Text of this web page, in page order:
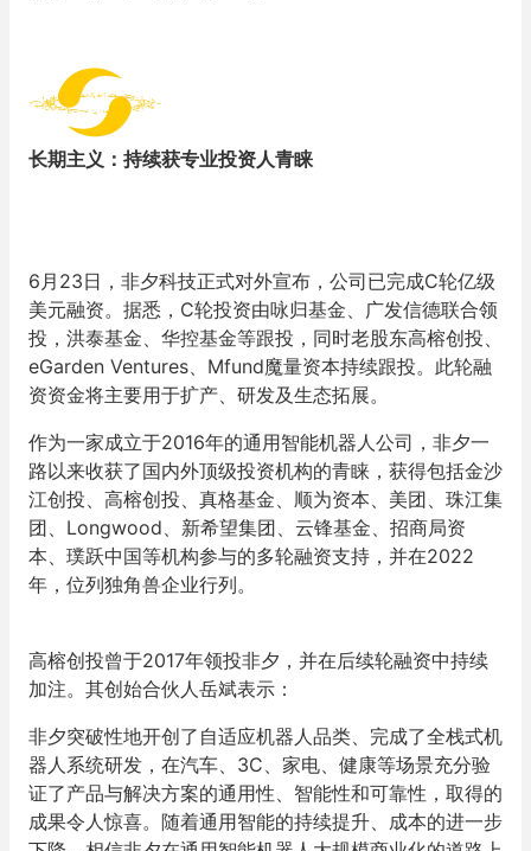
长期主义：持续获专业投资人青睐
6月23日，非夕科技正式对外宣布，公司已完成C轮亿级
美元融资。据悉，C轮投资由咏归基金、广发信德联合领
投，洪泰基金、华控基金等跟投，同时老股东高榕创投、
eGarden Ventures、Mfund魔量资本持续跟投。此轮融
资资金将主要用于扩产、研发及生态拓展。
作为一家成立于2016年的通用智能机器人公司，非夕一
路以来收获了国内外顶级投资机构的青睐，获得包括金沙
江创投、高榕创投、真格基金、顺为资本、美团、珠江集
团、Longwood、新希望集团、云锋基金、招商局资
本、璞跃中国等机构参与的多轮融资支持，并在2022
年，位列独角兽企业行列。
高榕创投曾于2017年领投非夕，并在后续轮融资中持续
加注。其创始合伙人岳斌表示：
非夕突破性地开创了自适应机器人品类、完成了全栈式机
器人系统研发，在汽车、3C、家电、健康等场景充分验
证了产品与解决方案的通用性、智能性和可靠性，取得的
成果令人惊喜。随着通用智能的持续提升、成本的进一步